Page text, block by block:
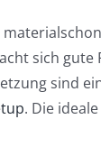
sich gute
sind
. Die